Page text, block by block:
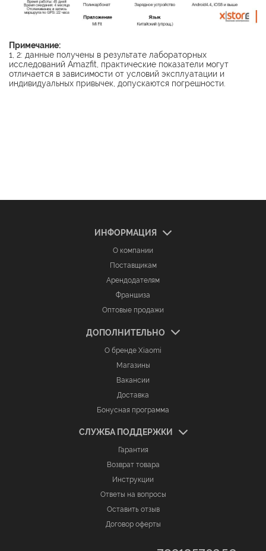
Примечание:
1, 2: данные получены в результате лабораторных
исследований Amazfit, практические показатели могут
отличается в зависимости от условий эксплуатации и
индивидуальных привычек, допускаются погрешности.
ИНФОРМАЦИЯ
О компании
Поставщикам
Арендодателям
Франшиза
Оптовые продажи
ДОПОЛНИТЕЛЬНО
О бренде Xiaomi
Магазины
Вакансии
Доставка
Бонусная программа
СЛУЖБА ПОДДЕРЖКИ
Гарантия
Возврат товара
Инструкции
Ответы на вопросы
Оставить отзыв
Договор оферты